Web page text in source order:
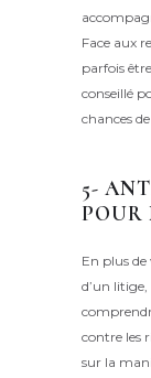
Face aux
parfois
conseillé
chances de
5-
POUR
En plus
d’un
contre les
sur la